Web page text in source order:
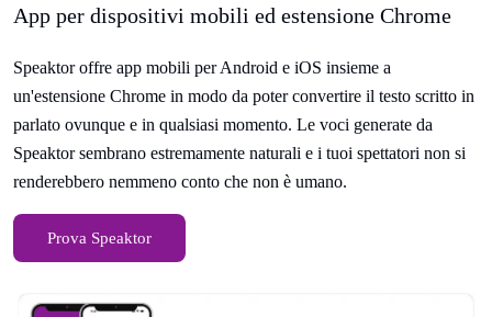
App per dispositivi mobili ed estensione Chrome
Speaktor offre app mobili per Android e iOS insieme a
un'estensione Chrome in modo da poter convertire il testo scritto in
parlato ovunque e in qualsiasi momento. Le voci generate da
Speaktor sembrano estremamente naturali e i tuoi spettatori non si
renderebbero nemmeno conto che non è umano.
Prova Speaktor